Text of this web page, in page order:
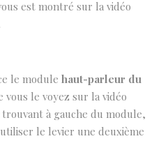
est montré sur la vidéo
le module haut-parleur du
vous le voyez sur la vidéo
à gauche du module,
le levier une deuxième